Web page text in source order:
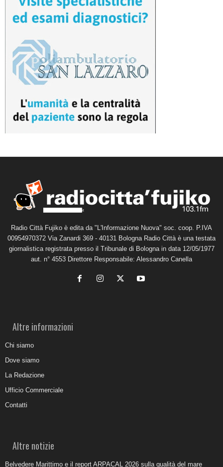
Radio Città Fujiko è edita da "L'Informazione Nuova" soc. coop. P.IVA
00954970372 Via Zanardi 369 - 40131 Bologna Radio Città è una testata
giornalistica registrata presso il Tribunale di Bologna in data 12/05/1977
aut. n° 4553 Direttore Responsabile: Alessandro Canella
Altre informazioni
Chi siamo
Dove siamo
La Redazione
Ufficio Commerciale
Contatti
Altre notizie
Belvedere Marittimo e il report ARPACAL 2026 sulla qualità del mare